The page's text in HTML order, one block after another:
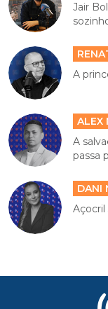
Jair
A
ALEX
A
passa
DANI
Açocril